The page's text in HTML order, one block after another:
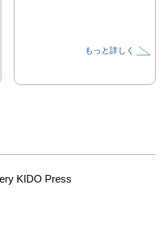
もっと詳しく
KIDO Press